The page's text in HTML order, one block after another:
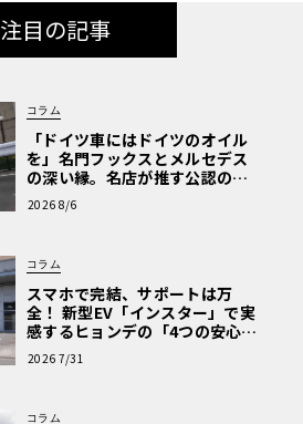
注目の記事
コラム
「ドイツ車にはドイツのオイル
を」名門フックスとメルセデス
の深い縁。名店が推す公認の安
心と、Cクラスで味わうシルキー
な走り〈PR〉
2026 8/6
コラム
スマホで完結、サポートは万
全！ 新型EV「インスター」で実
感するヒョンデの「4つの安心」
【第1回・ヒョンデ6つの疑問：
Why? Hyundai?】〈PR〉
2026 7/31
コラム